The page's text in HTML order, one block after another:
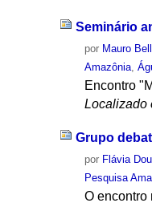
Seminário
por Mauro
Amazônia ,
Encontro
Localizado
Grupo
por Flávia
Pesquisa
O encontro